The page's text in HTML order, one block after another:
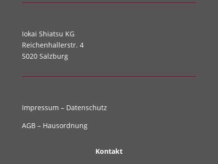
Iokai Shiatsu KG
Reichenhallerstr. 4
5020 Salzburg
Impressum – Datenschutz
AGB– Hausordnung
Kontakt